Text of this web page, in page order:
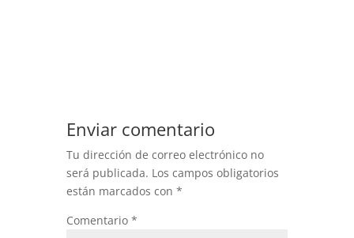
Enviar comentario
Tu dirección de correo electrónico no
será publicada. Los campos obligatorios
están marcados con *
Comentario *